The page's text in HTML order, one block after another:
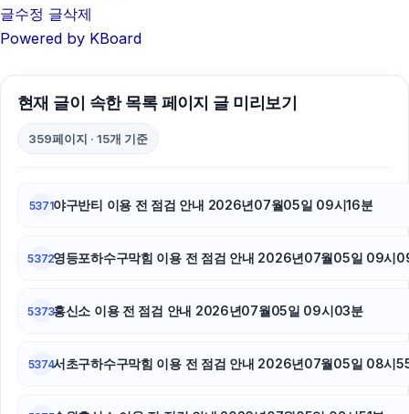
트립닷컴 할인코드
용인흥신소
동작구하수구막힘
글수정 글삭제
Powered by KBoard
현재 글이 속한 목록 페이지 글 미리보기
359페이지 · 15개 기준
5371야구반티 이용 전 점검 안내 2026년07월05일 09시16분
5372영등포하수구막힘 이용 전 점검 안내 2026년07월05일 09시
5373흥신소 이용 전 점검 안내 2026년07월05일 09시03분
5374서초구하수구막힘 이용 전 점검 안내 2026년07월05일 08시